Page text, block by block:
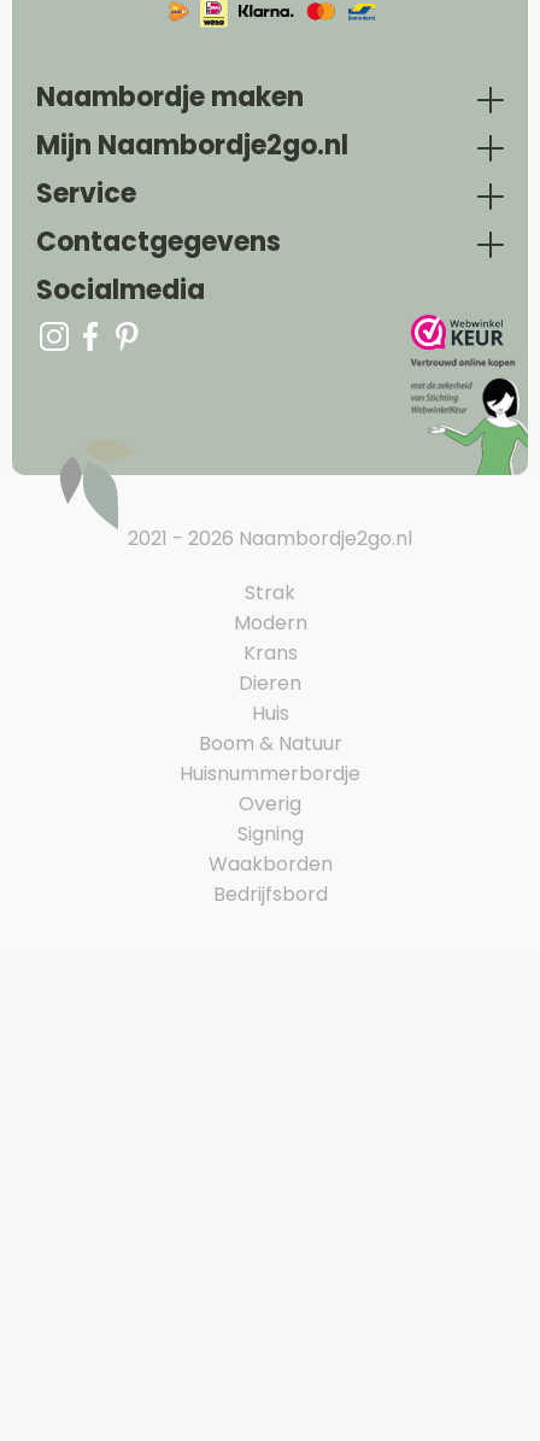
Naambordje maken
Mijn Naambordje2go.nl
Service
Contactgegevens
Socialmedia
2021 - 2026 Naambordje2go.nl
Strak
Modern
Krans
Dieren
Huis
Boom & Natuur
Huisnummerbordje
Overig
Signing
Waakborden
Bedrijfsbord